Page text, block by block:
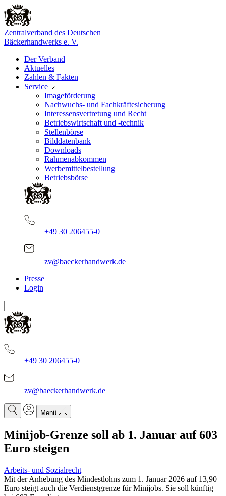
Zentralverband des Deutschen
Bäckerhandwerks e. V.
Der Verband
Aktuelles
Zahlen & Fakten
Service
Imageförderung
Nachwuchs- und Fachkräftesicherung
Interessensvertretung und Recht
Betriebswirtschaft und -technik
Stellenbörse
Bilddatenbank
Downloads
Rahmenabkommen
Werbemittelbestellung
Betriebsbörse
+49 30 206455-0
zv@baeckerhandwerk.de
Presse
Login
+49 30 206455-0
zv@baeckerhandwerk.de
Menü
Minijob-Grenze soll ab 1. Januar auf 603
Euro steigen
Arbeits- und Sozialrecht
Mit der Anhebung des Mindestlohns zum 1. Januar 2026 auf 13,90
Euro steigt auch die Verdienstgrenze für Minijobs. Sie soll künftig